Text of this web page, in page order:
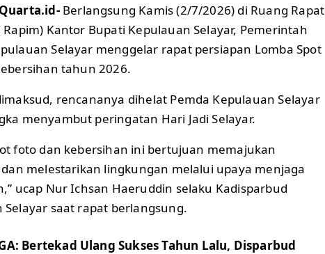
Quarta.id- Berlangsung Kamis (2/7/2026) di Ruang Rapat
Rapim) Kantor Bupati Kepulauan Selayar, Pemerintah
Selayar menggelar rapat persiapan Lomba Spot
tahun 2026.
rencananya dihelat Pemda Kepulauan Selayar
menyambut peringatan Hari Jadi Selayar.
foto dan kebersihan ini bertujuan memajukan
melestarikan lingkungan melalui upaya menjaga
ucap Nur Ichsan Haeruddin selaku Kadisparbud
Selayar saat rapat berlangsung.
Bertekad Ulang Sukses Tahun Lalu, Disparbud